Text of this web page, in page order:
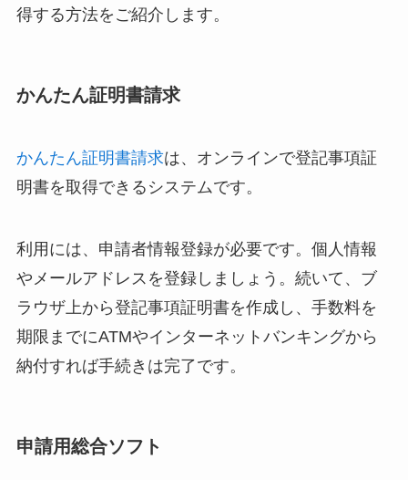
得する方法をご紹介します。
かんたん証明書請求
かんたん証明書請求は、オンラインで登記事項証
明書を取得できるシステムです。
利用には、申請者情報登録が必要です。個人情報
やメールアドレスを登録しましょう。続いて、ブ
ラウザ上から登記事項証明書を作成し、手数料を
期限までにATMやインターネットバンキングから
納付すれば手続きは完了です。
申請用総合ソフト